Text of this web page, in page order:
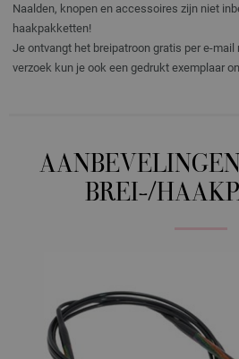
Naalden, knopen en accessoires zijn niet
haakpakketten!
Je ontvangt het breipatroon gratis per e-
verzoek kun je ook een gedrukt exemplaar
BREI-/